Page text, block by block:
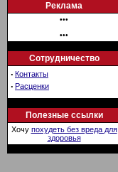
Реклама
•••
•••
Сотрудничество
· Контакты
· Расценки
Полезные ссылки
Хочу похудеть без вреда для
здоровья